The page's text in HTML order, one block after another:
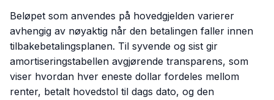
Beløpet som anvendes på hovedgjelden varierer
avhengig av nøyaktig når den betalingen faller innen
tilbakebetalingsplanen. Til syvende og sist gir
amortiseringstabellen avgjørende transparens, som
viser hvordan hver eneste dollar fordeles mellom
renter, betalt hovedstol til dags dato, og den